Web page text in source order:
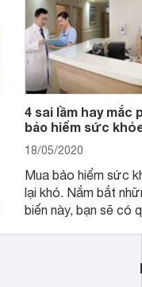
4 sai lầm hay mắc
bảo hiểm sức
18/05/2020
Mua bảo hiểm sức
lại khó. Nắm bắt
biến này, bạn sẽ có